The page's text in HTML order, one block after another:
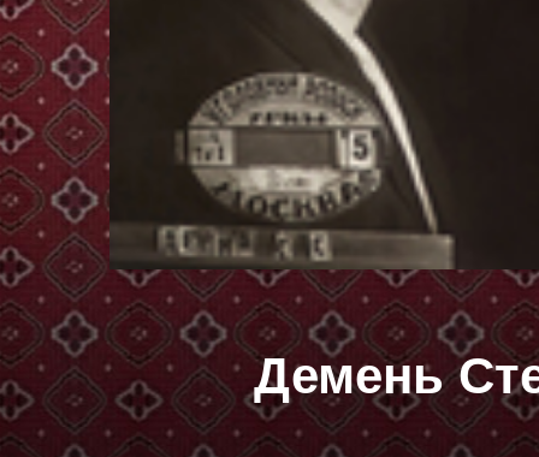
Демень